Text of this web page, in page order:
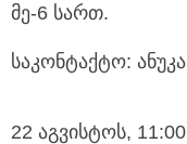
მე-6 სართ.
საკონტაქტო:
22 აგვისტოს,